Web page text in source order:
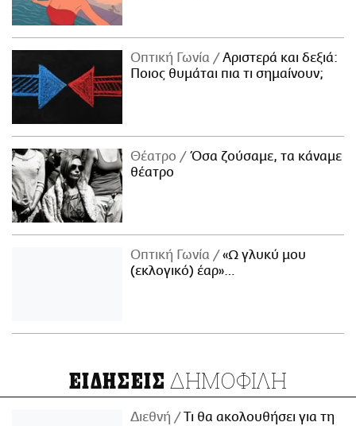
Οπτική Γωνία
Αριστερά και δεξιά:
Ποιος θυμάται πια τι σημαίνουν;
Θέατρο
Όσα ζούσαμε, τα κάναμε
θέατρο
Οπτική Γωνία
«Ω γλυκύ μου
(εκλογικό) έαρ»…
ΕΙΔΗΣΕΙΣ ΔΗΜΟΦΙΛΗ
Διεθνή Τι θα ακολουθήσει για τη